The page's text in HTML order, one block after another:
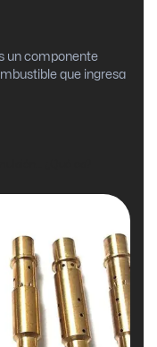
un componente
que ingresa